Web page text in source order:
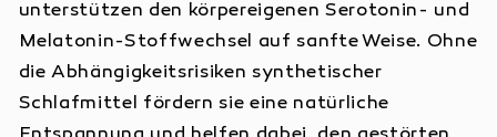
unterstützen den körpereigenen Serotonin- und
Melatonin-Stoffwechsel auf sanfte Weise. Ohne
die Abhängigkeitsrisiken synthetischer
Schlafmittel fördern sie eine natürliche